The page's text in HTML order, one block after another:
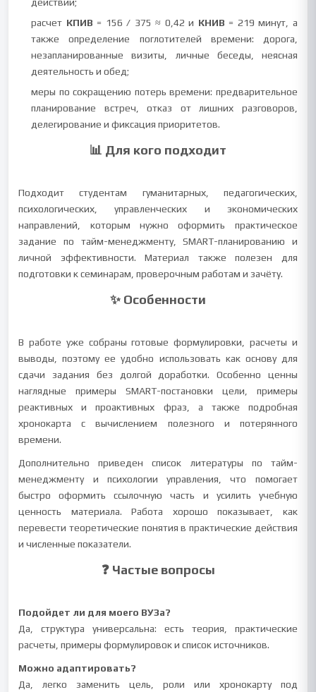
расчет КПИВ = 156 / 375 ≈ 0,42 и КНИВ = 219 минут, а
также определение поглотителей времени: дорога,
незапланированные визиты, личные беседы, неясная
деятельность и обед;
меры по сокращению потерь времени: предварительное
планирование встреч, отказ от лишних разговоров,
делегирование и фиксация приоритетов.
📊 Для кого подходит
Подходит студентам гуманитарных, педагогических,
психологических, управленческих и экономических
направлений, которым нужно оформить практическое
задание по тайм-менеджменту, SMART-планированию и
личной эффективности. Материал также полезен для
подготовки к семинарам, проверочным работам и зачёту.
✨ Особенности
В работе уже собраны готовые формулировки, расчеты и
выводы, поэтому ее удобно использовать как основу для
сдачи задания без долгой доработки. Особенно ценны
наглядные примеры SMART-постановки цели, примеры
реактивных и проактивных фраз, а также подробная
хронокарта с вычислением полезного и потерянного
времени.
Дополнительно приведен список литературы по тайм-
менеджменту и психологии управления, что помогает
быстро оформить ссылочную часть и усилить учебную
ценность материала. Работа хорошо показывает, как
перевести теоретические понятия в практические действия
и численные показатели.
❓ Частые вопросы
Подойдет ли для моего ВУЗа?
Да, структура универсальна: есть теория, практические
расчеты, примеры формулировок и список источников.
Можно адаптировать?
Да, легко заменить цель, роли или хронокарту под